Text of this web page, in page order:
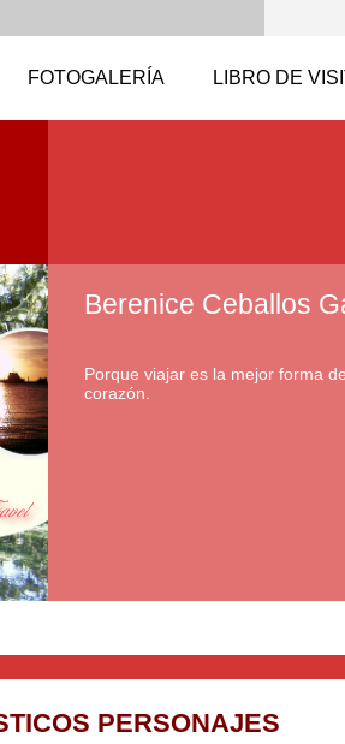
FOTOGALERÍA LIBRO DE
Berenice Ceballos
Porque viajar es la mejor forma
corazón.
PERSONAJES